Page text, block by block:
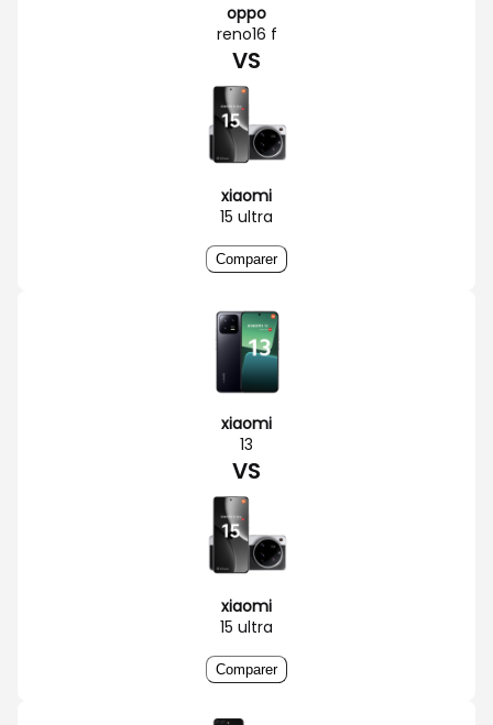
oppo
reno16 f
VS
xiaomi
15 ultra
Comparer
xiaomi
13
VS
xiaomi
15 ultra
Comparer